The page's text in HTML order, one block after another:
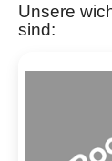
Unsere
sind: